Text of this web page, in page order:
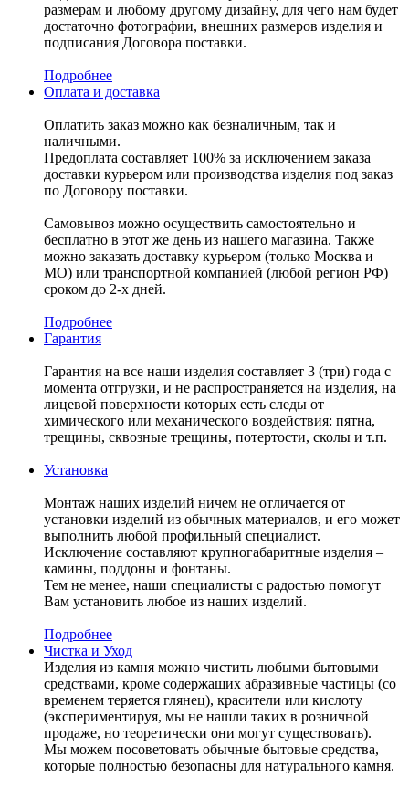
размерам и любому другому дизайну, для чего нам будет
достаточно фотографии, внешних размеров изделия и
подписания Договора поставки.
Подробнее
Оплата и доставка
Оплатить заказ можно как безналичным, так и
наличными.
Предоплата составляет 100% за исключением заказа
доставки курьером или производства изделия под заказ
по Договору поставки.
Самовывоз можно осуществить самостоятельно и
бесплатно в этот же день из нашего магазина. Также
можно заказать доставку курьером (только Москва и
МО) или транспортной компанией (любой регион РФ)
сроком до 2-х дней.
Подробнее
Гарантия
Гарантия на все наши изделия составляет 3 (три) года с
момента отгрузки, и не распространяется на изделия, на
лицевой поверхности которых есть следы от
химического или механического воздействия: пятна,
трещины, сквозные трещины, потертости, сколы и т.п.
Установка
Монтаж наших изделий ничем не отличается от
установки изделий из обычных материалов, и его может
выполнить любой профильный специалист.
Исключение составляют крупногабаритные изделия –
камины, поддоны и фонтаны.
Тем не менее, наши специалисты с радостью помогут
Вам установить любое из наших изделий.
Подробнее
Чистка и Уход
Изделия из камня можно чистить любыми бытовыми
средствами, кроме содержащих абразивные частицы (со
временем теряется глянец), красители или кислоту
(экспериментируя, мы не нашли таких в розничной
продаже, но теоретически они могут существовать).
Мы можем посоветовать обычные бытовые средства,
которые полностью безопасны для натурального камня.